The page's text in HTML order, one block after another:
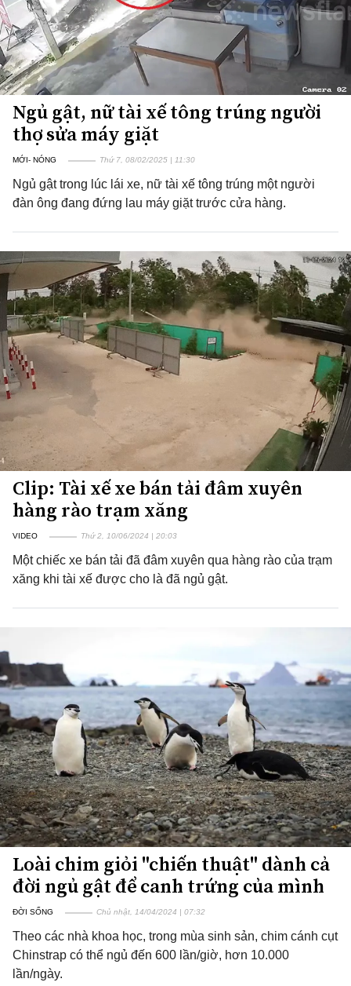
Ngủ gật, nữ tài xế tông trúng người
thợ sửa máy giặt
MỚI- NÓNG Thứ 7, 08/02/2025 | 11:30
Ngủ gật trong lúc lái xe, nữ tài xế tông trúng một người
đàn ông đang đứng lau máy giặt trước cửa hàng.
Clip: Tài xế xe bán tải đâm xuyên
hàng rào trạm xăng
VIDEO Thứ 2, 10/06/2024 | 20:03
Một chiếc xe bán tải đã đâm xuyên qua hàng rào của trạm
xăng khi tài xế được cho là đã ngủ gật.
Loài chim giỏi "chiến thuật" dành cả
đời ngủ gật để canh trứng của mình
ĐỜI SỐNG Chủ nhật, 14/04/2024 | 07:32
Theo các nhà khoa học, trong mùa sinh sản, chim cánh cụt
Chinstrap có thể ngủ đến 600 lần/giờ, hơn 10.000
lần/ngày.